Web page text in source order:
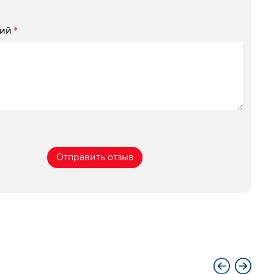
*